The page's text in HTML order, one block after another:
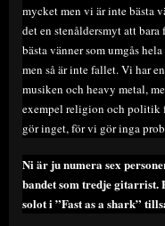
mycket men vi är inte bästa
det en stenåldersmyt att bara
bästa vänner som umgås
men så är inte fallet. Vi har
musiken och heavy metal,
exempel religion och politik
gör inget, för vi gör inga
Ni är ju numera sex
bandet som tredje gitarrist.
solot i ”Fast as a shark”